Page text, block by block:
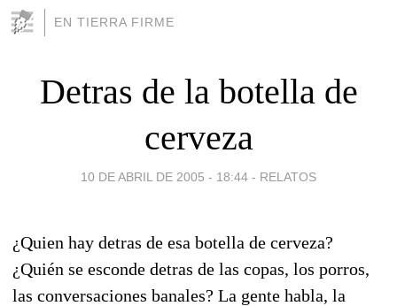
EN TIERRA FIRME
Detras de la botella de
cerveza
10 DE ABRIL DE 2005 - 18:44 - RELATOS
¿Quien hay detras de esa botella de cerveza?
¿Quién se esconde detras de las copas, los porros,
las conversaciones banales? La gente habla, la